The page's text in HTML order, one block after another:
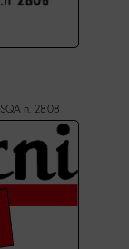
n. 2808